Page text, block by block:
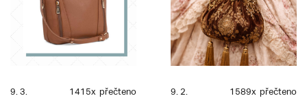
9. 3. 1415x přečteno 9. 2. 1589x přečteno